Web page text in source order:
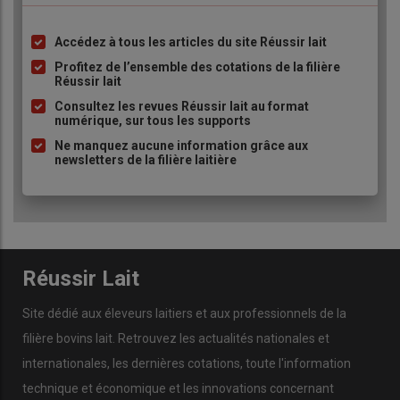
La création d’uneaire d’isolement-idéalement sur aire paillée
pour 5 à 10 % du troupeau et accessible au tracteur- est
indispensable pour assurer une gestion de troupeau facile et
en sécurité. Les vaches doivent pouvoir être orientées
automatiquement depuis le robot vers cet espace et revenir
librement à la traite quand elles le souhaitent, sans perturber
l’accès à la traite pour le reste du troupeau. Selon les
inséminer, des fraîches vêlées, des primipares en
apprentissage…
6 Prévoir une zone "prison" devant
le robot
Liste
à
puce
Accédez à tous les articles du site Réussir lait
Profitez de l’ensemble des cotations de la filière
Réussir lait
Consultez les revues Réussir lait au format
numérique, sur tous les supports
Ne manquez aucune information grâce aux
newsletters de la filière laitière
Réussir Lait
Site dédié aux éleveurs laitiers et aux professionnels de la
filière bovins lait. Retrouvez les actualités nationales et
internationales, les dernières cotations, toute l'information
technique et économique et les innovations concernant